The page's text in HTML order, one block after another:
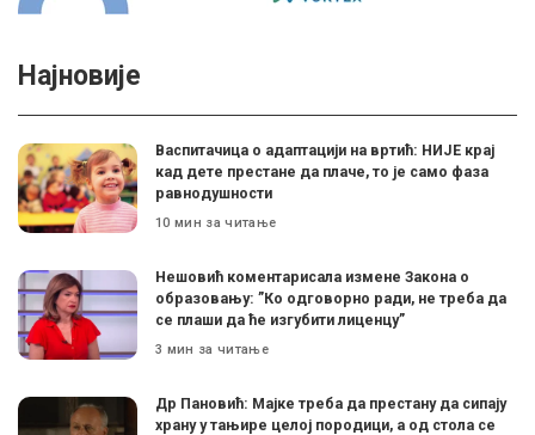
Најновије
Васпитачица о адаптацији на вртић: НИЈЕ крај
кад дете престане да плаче, то је само фаза
равнодушности
10 мин за читање
Нешовић коментарисала измене Закона о
образовању: ”Ко одговорно ради, не треба да
се плаши да ће изгубити лиценцу”
3 мин за читање
Др Пановић: Мајке треба да престану да сипају
храну у тањире целој породици, а од стола се